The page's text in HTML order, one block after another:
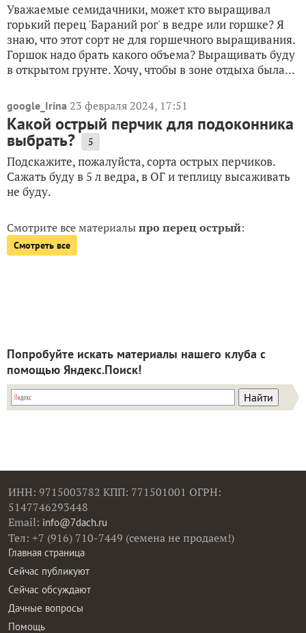
Уважаемые семидачники, может кто выращивал
горький перец 'Бараний рог' в ведре или горшке? Я
знаю, что этот сорт не для горшечного выращивания.
Горшок надо брать какого объема? Выращивать буду
в открытом грунте. Хочу, чтобы в зоне отдыха была...
google_Irina 23 февраля 2024, 17:51
Какой острый перчик для подоконника
выбрать? 5
Подскажите, пожалуйста, сорта острых перчиков.
Сажать буду в 5 л ведра, в ОГ и теплицу высаживать
не буду.
Смотрите все материалыпро перец острый:
Смотреть все
Попробуйте искать материалы нашего клуба с
помощью Яндекс.Поиск!
ИНН: 9715003782 КПП: 771501001 ОГРН:
5147746293448
Email: info@7dach.ru
Тел: +7 (916) 710-7449 (семена не продаем!)
Главная страница
Сейчас публикуют
Сейчас обсуждают
Дачные вопросы
Помощь